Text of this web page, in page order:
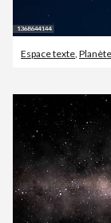
Espace texte, Planète